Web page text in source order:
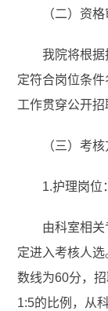
（二）资
我院将根
定符合岗位条
工作贯穿公开招
（三）考
1.护理岗位：
由科室相
定进入考核人
数线为60分，
1:5的比例，从